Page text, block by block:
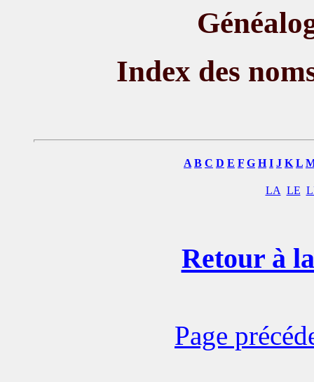
Index des
A B C D E F G H I J K L
LA LE
Retour à
Page